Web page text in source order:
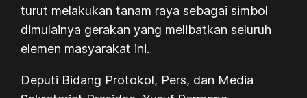
turut melakukan tanam raya sebagai simbol
dimulainya gerakan yang melibatkan seluruh
elemen masyarakat ini.
Deputi Bidang Protokol, Pers, dan Media